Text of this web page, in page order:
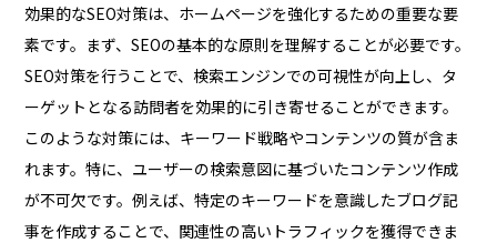
効果的なSEO対策は、ホームページを強化するための重要な要
素です。まず、SEOの基本的な原則を理解することが必要です。
SEO対策を行うことで、検索エンジンでの可視性が向上し、タ
ーゲットとなる訪問者を効果的に引き寄せることができます。
このような対策には、キーワード戦略やコンテンツの質が含ま
れます。特に、ユーザーの検索意図に基づいたコンテンツ作成
が不可欠です。例えば、特定のキーワードを意識したブログ記
事を作成することで、関連性の高いトラフィックを獲得できま